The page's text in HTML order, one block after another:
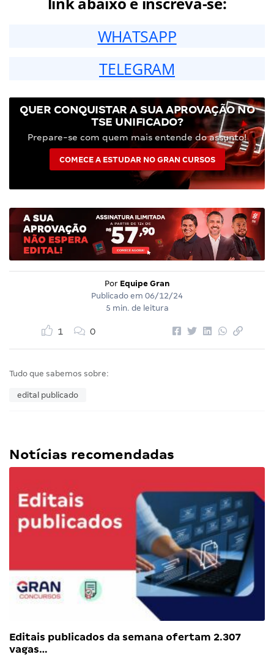
WHATSAPP
TELEGRAM
QUER CONQUISTAR A SUA APROVAÇÃO NO
TSE UNIFICADO?
Prepare-se com quem mais entende do assunto!
COMECE A ESTUDAR NO GRAN CURSOS
Por Equipe Gran
Publicado em 06/12/24
5 min. de leitura
1 0
Tudo que sabemos sobre:
edital publicado
Notícias recomendadas
Editais publicados da semana ofertam 2.307
vagas…